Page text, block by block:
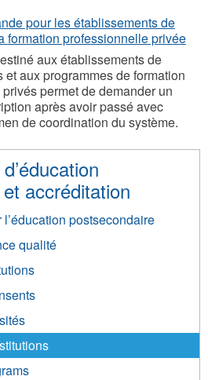
pour les établissements de
formation professionnelle privée
aux établissements de
et aux programmes de formation
permet de demander un
après avoir passé avec
de coordination du système.
accréditation
postsecondaire
qualité